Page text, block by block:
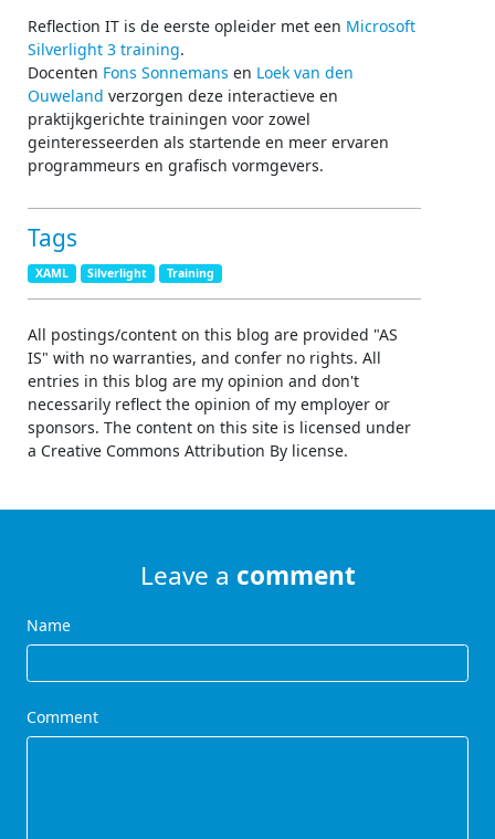
Reflection IT is de eerste opleider met een Microsoft
Silverlight 3 training.
Docenten Fons Sonnemans en Loek van den
Ouweland verzorgen deze interactieve en
praktijkgerichte trainingen voor zowel
geinteresseerden als startende en meer ervaren
programmeurs en grafisch vormgevers.
Tags
XAML Silverlight Training
All postings/content on this blog are provided "AS
IS" with no warranties, and confer no rights. All
entries in this blog are my opinion and don't
necessarily reflect the opinion of my employer or
sponsors. The content on this site is licensed under
a Creative Commons Attribution By license.
Leave a comment
Name
Comment